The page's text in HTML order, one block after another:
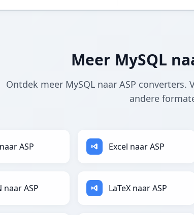
Meer MySQL
Ontdek meer MySQL naar ASP converters.
andere
ASP Excel naar ASP
naar ASP LaTeX naar ASP